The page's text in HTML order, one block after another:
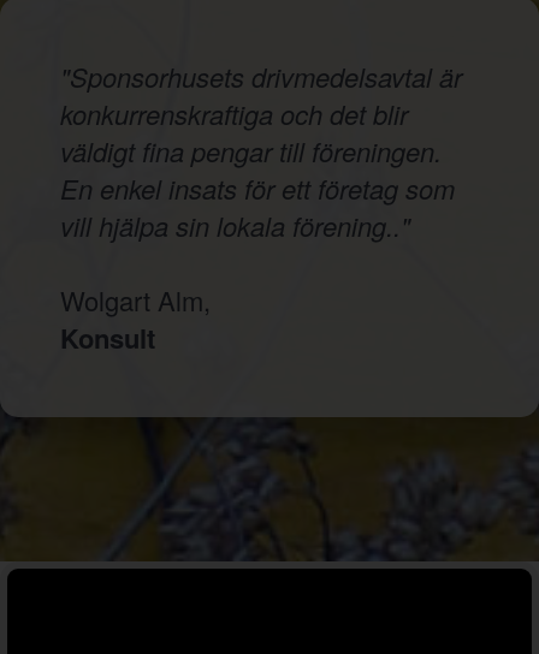
"Sponsorhusets drivmedelsavtal är
konkurrenskraftiga och det blir
väldigt fina pengar till föreningen.
En enkel insats för ett företag som
vill hjälpa sin lokala förening.."
Wolgart Alm,
Konsult